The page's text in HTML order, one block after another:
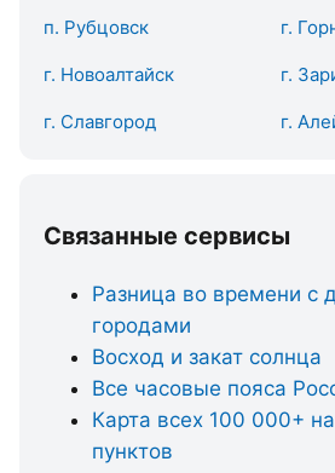
п. Рубцовск г.
г. Новоалтайск г.
г. Славгород г.
Связанные сервисы
Разница во времени с
городами
Восход и закат солнца
Все часовые пояса
Карта всех 100 000+
пунктов